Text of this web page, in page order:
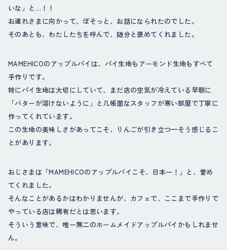
いな」と…！！
お連れさまに向かって、ぼそっと、お話になられたのでした。
そのあとも、わたしたちを呼んで、随分と褒めてくれました。
MAMEHICOのアップルパイは、パイ生地もアーモンド生地もすべて
手作りです。
特にパイ生地は大切にしていて、まだ店の空気が冷えている早朝に
「バターが溶けないように」と几帳面なスタッフが寒い部屋で丁寧に
作ってくれています。
この生地の美味しさがあってこそ、りんごが引き立つ—そう感じるこ
とがあります。
おじさまは「MAMEHICOのアップルパイこそ、日本一！」と、誉め
てくれました。
そんなことがあるかはわかりませんが、カフェで、ここまで手作りで
やっている店は稀有だとは思います。
そういう意味で、唯一無二のホームメイドアップルパイかもしれませ
ん。